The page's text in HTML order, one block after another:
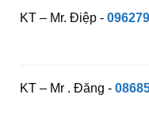
KT – Mr. Điệp -
KT – Mr . Đăng -